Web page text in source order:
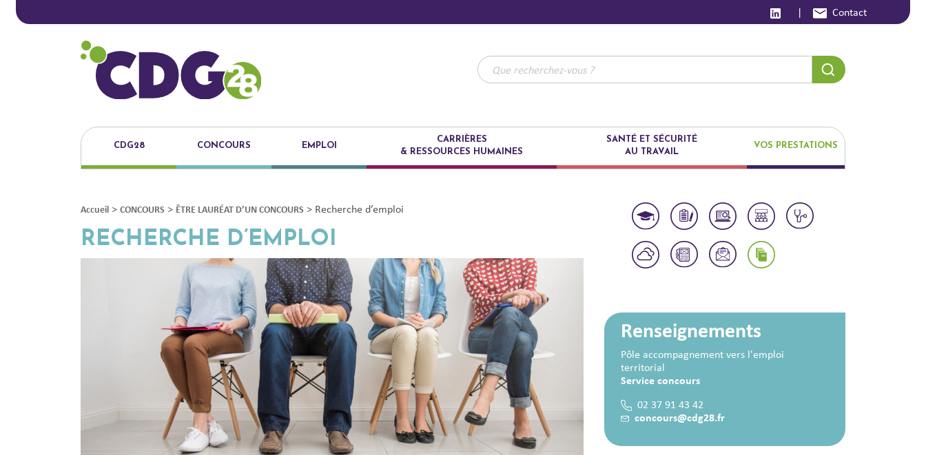
| Contact
CDG28 CONCOURS EMPLOI
CARRIÈRES
& RESSOURCES HUMAINES
SANTÉ ET SÉCURITÉ
AU TRAVAIL
VOS PRESTATIONS
Accueil > CONCOURS > ÊTRE LAURÉAT D’UN CONCOURS > Recherche d’emploi
RECHERCHE D’EMPLOI
Renseignements
Pôle accompagnement vers l'emploi
territorial
Service concours
02 37 91 43 42
concours@cdg28.fr